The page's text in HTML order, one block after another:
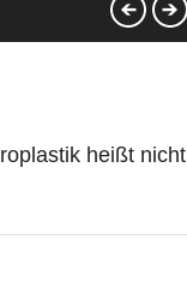
heißt nicht